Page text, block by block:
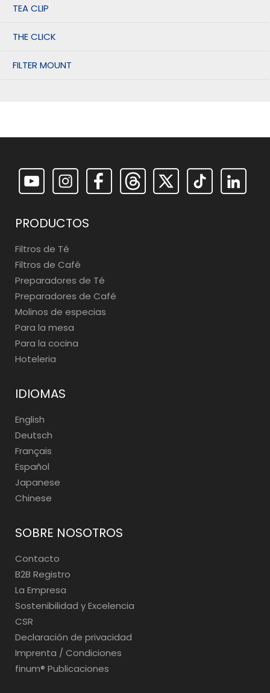
TEA CLIP
THE CLICK
FILTER MOUNT
PRODUCTOS
Filtros de Té
Filtros de Café
Preparadores de Té
Preparadores de Café
Molinos de especias
Para la mesa
Para la cocina
Hoteleria
IDIOMAS
English
Deutsch
Français
Español
Japanese
Chinese
SOBRE NOSOTROS
Contacto
B2B Registro
La Empresa
Sostenibilidad y Excelencia
CSR
Declaración de privacidad
Imprenta / Condiciones
finum®️ Publicaciones